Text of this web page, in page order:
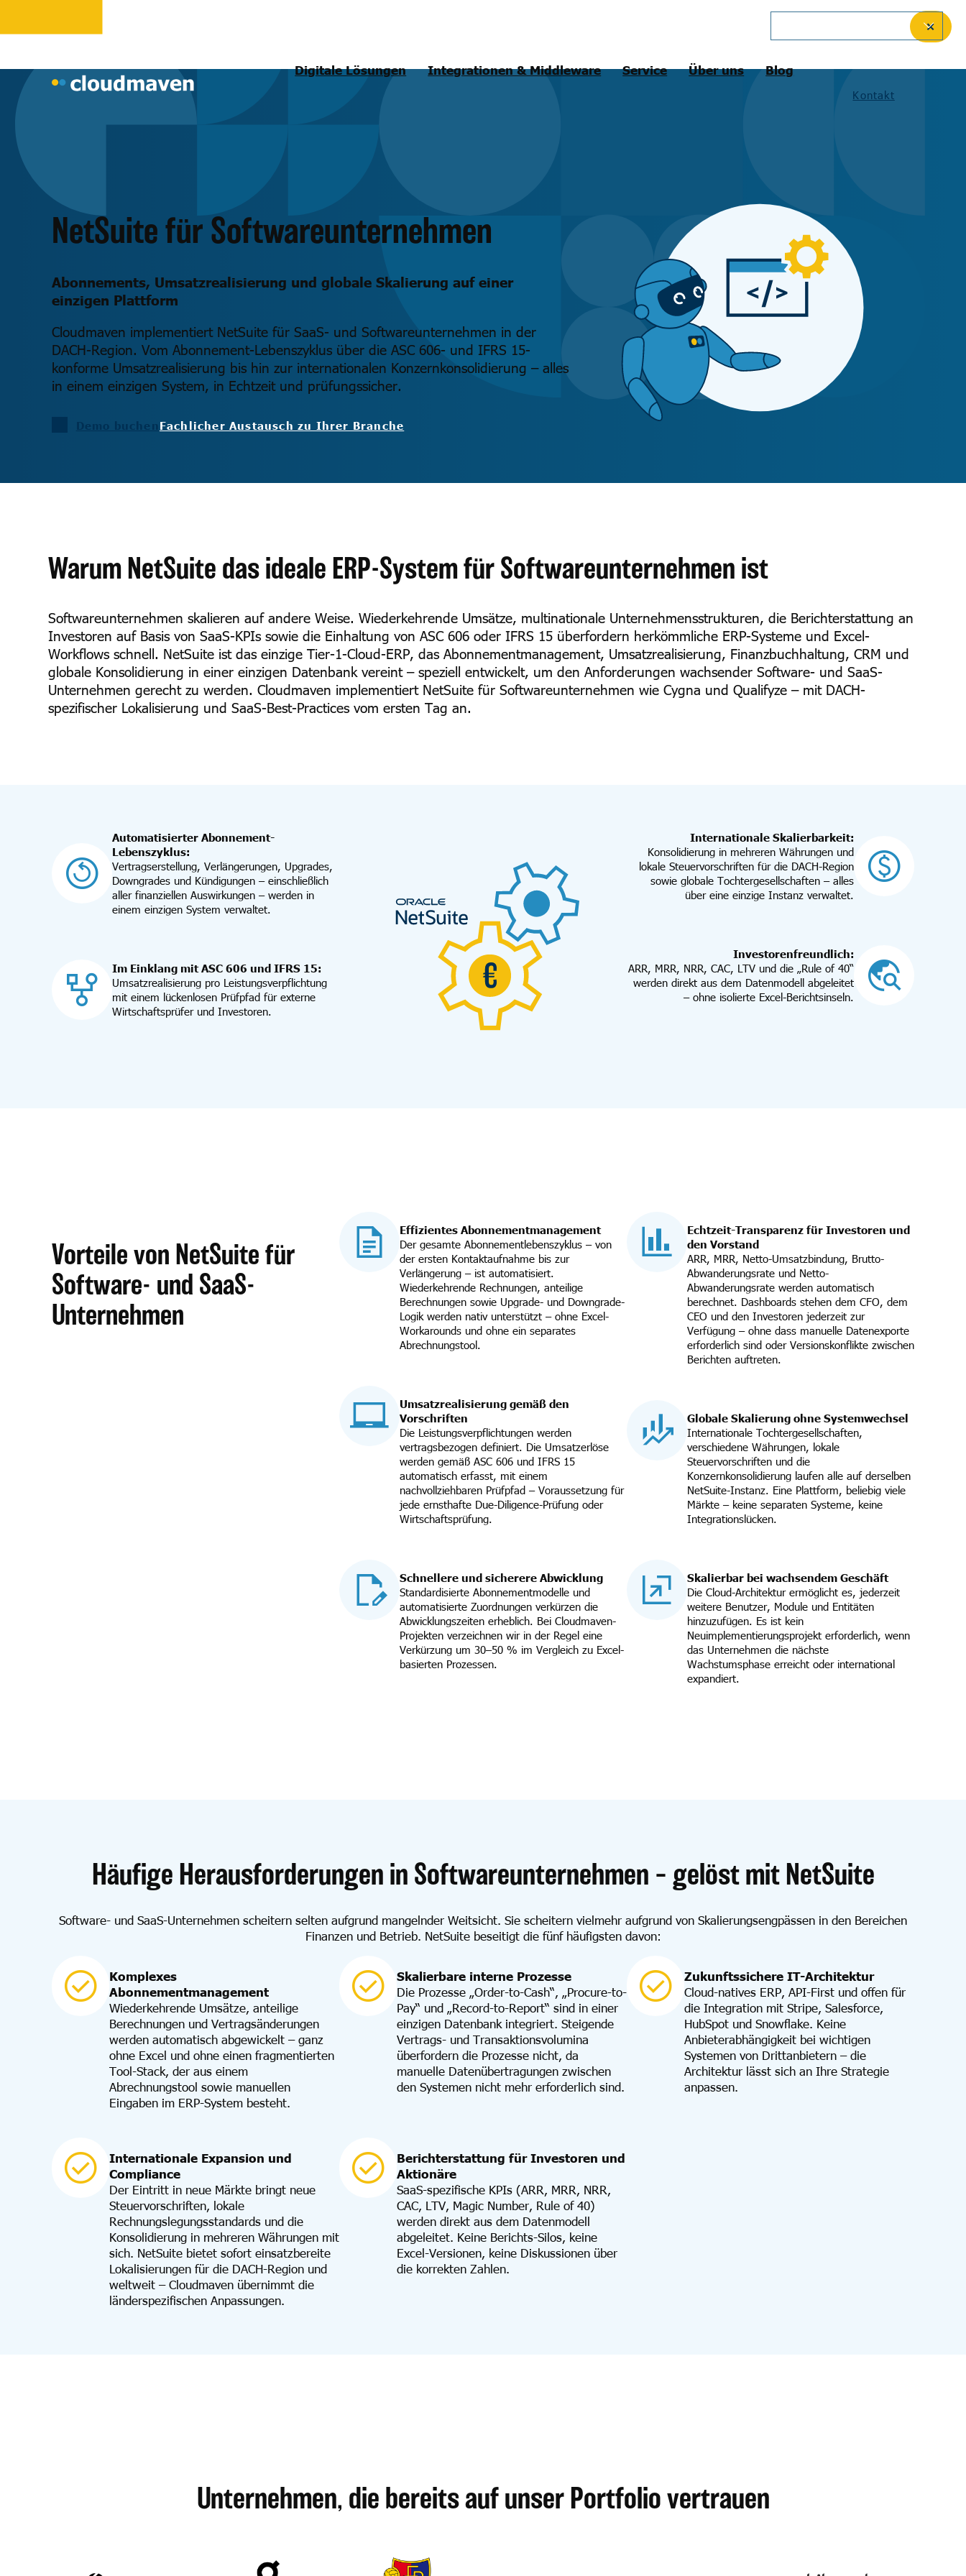
Digitale Lösungen Integrationen & Middleware Service Über uns Blog
Kontakt
NetSuite für Softwareunternehmen
Abonnements, Umsatzrealisierung und globale Skalierung auf einer
einzigen Plattform
Cloudmaven implementiert NetSuite für SaaS- und Softwareunternehmen in der
DACH-Region. Vom Abonnement-Lebenszyklus über die ASC 606- und IFRS 15-
konforme Umsatzrealisierung bis hin zur internationalen Konzernkonsolidierung – alles
in einem einzigen System, in Echtzeit und prüfungssicher.
Demo buchen Fachlicher Austausch zu Ihrer Branche
Warum NetSuite das ideale ERP-System für Softwareunternehmen ist
Softwareunternehmen skalieren auf andere Weise. Wiederkehrende Umsätze, multinationale Unternehmensstrukturen, die Berichterstattung an
Investoren auf Basis von SaaS-KPIs sowie die Einhaltung von ASC 606 oder IFRS 15 überfordern herkömmliche ERP-Systeme und Excel-
Workflows schnell. NetSuite ist das einzige Tier-1-Cloud-ERP, das Abonnementmanagement, Umsatzrealisierung, Finanzbuchhaltung, CRM und
globale Konsolidierung in einer einzigen Datenbank vereint – speziell entwickelt, um den Anforderungen wachsender Software- und SaaS-
Unternehmen gerecht zu werden. Cloudmaven implementiert NetSuite für Softwareunternehmen wie Cygna und Qualifyze – mit DACH-
spezifischer Lokalisierung und SaaS-Best-Practices vom ersten Tag an.
Automatisierter Abonnement-
Lebenszyklus:
Vertragserstellung, Verlängerungen, Upgrades,
Downgrades und Kündigungen – einschließlich
aller finanziellen Auswirkungen – werden in
einem einzigen System verwaltet.
Im Einklang mit ASC 606 und IFRS 15:
Umsatzrealisierung pro Leistungsverpflichtung
mit einem lückenlosen Prüfpfad für externe
Wirtschaftsprüfer und Investoren.
Internationale Skalierbarkeit:
Konsolidierung in mehreren Währungen und
lokale Steuervorschriften für die DACH-Region
sowie globale Tochtergesellschaften – alles
über eine einzige Instanz verwaltet.
Investorenfreundlich:
ARR, MRR, NRR, CAC, LTV und die „Rule of 40“
werden direkt aus dem Datenmodell abgeleitet
– ohne isolierte Excel-Berichtsinseln.
Vorteile von NetSuite für
Software- und SaaS-
Unternehmen
Effizientes Abonnementmanagement
Der gesamte Abonnementlebenszyklus – von
der ersten Kontaktaufnahme bis zur
Verlängerung – ist automatisiert.
Wiederkehrende Rechnungen, anteilige
Berechnungen sowie Upgrade- und Downgrade-
Logik werden nativ unterstützt – ohne Excel-
Workarounds und ohne ein separates
Abrechnungstool.
Umsatzrealisierung gemäß den
Vorschriften
Die Leistungsverpflichtungen werden
vertragsbezogen definiert. Die Umsatzerlöse
werden gemäß ASC 606 und IFRS 15
automatisch erfasst, mit einem
nachvollziehbaren Prüfpfad – Voraussetzung für
jede ernsthafte Due-Diligence-Prüfung oder
Wirtschaftsprüfung.
Schnellere und sicherere Abwicklung
Standardisierte Abonnementmodelle und
automatisierte Zuordnungen verkürzen die
Abwicklungszeiten erheblich. Bei Cloudmaven-
Projekten verzeichnen wir in der Regel eine
Verkürzung um 30–50 % im Vergleich zu Excel-
basierten Prozessen.
Echtzeit-Transparenz für Investoren und
den Vorstand
ARR, MRR, Netto-Umsatzbindung, Brutto-
Abwanderungsrate und Netto-
Abwanderungsrate werden automatisch
berechnet. Dashboards stehen dem CFO, dem
CEO und den Investoren jederzeit zur
Verfügung – ohne dass manuelle Datenexporte
erforderlich sind oder Versionskonflikte zwischen
Berichten auftreten.
Globale Skalierung ohne Systemwechsel
Internationale Tochtergesellschaften,
verschiedene Währungen, lokale
Steuervorschriften und die
Konzernkonsolidierung laufen alle auf derselben
NetSuite-Instanz. Eine Plattform, beliebig viele
Märkte – keine separaten Systeme, keine
Integrationslücken.
Skalierbar bei wachsendem Geschäft
Die Cloud-Architektur ermöglicht es, jederzeit
weitere Benutzer, Module und Entitäten
hinzuzufügen. Es ist kein
Neuimplementierungsprojekt erforderlich, wenn
das Unternehmen die nächste
Wachstumsphase erreicht oder international
expandiert.
Häufige Herausforderungen in Softwareunternehmen – gelöst mit NetSuite
Software- und SaaS-Unternehmen scheitern selten aufgrund mangelnder Weitsicht. Sie scheitern vielmehr aufgrund von Skalierungsengpässen in den Bereichen
Finanzen und Betrieb. NetSuite beseitigt die fünf häufigsten davon:
Komplexes
Abonnementmanagement
Wiederkehrende Umsätze, anteilige
Berechnungen und Vertragsänderungen
werden automatisch abgewickelt – ganz
ohne Excel und ohne einen fragmentierten
Tool-Stack, der aus einem
Abrechnungstool sowie manuellen
Eingaben im ERP-System besteht.
Skalierbare interne Prozesse
Die Prozesse „Order-to-Cash“, „Procure-to-
Pay“ und „Record-to-Report“ sind in einer
einzigen Datenbank integriert. Steigende
Vertrags- und Transaktionsvolumina
überfordern die Prozesse nicht, da
manuelle Datenübertragungen zwischen
den Systemen nicht mehr erforderlich sind.
Zukunftssichere IT-Architektur
Cloud-natives ERP, API-First und offen für
die Integration mit Stripe, Salesforce,
HubSpot und Snowflake. Keine
Anbieterabhängigkeit bei wichtigen
Systemen von Drittanbietern – die
Architektur lässt sich an Ihre Strategie
anpassen.
Internationale Expansion und
Compliance
Der Eintritt in neue Märkte bringt neue
Steuervorschriften, lokale
Rechnungslegungsstandards und die
Konsolidierung in mehreren Währungen mit
sich. NetSuite bietet sofort einsatzbereite
Lokalisierungen für die DACH-Region und
weltweit – Cloudmaven übernimmt die
länderspezifischen Anpassungen.
Berichterstattung für Investoren und
Aktionäre
SaaS-spezifische KPIs (ARR, MRR, NRR,
CAC, LTV, Magic Number, Rule of 40)
werden direkt aus dem Datenmodell
abgeleitet. Keine Berichts-Silos, keine
Excel-Versionen, keine Diskussionen über
die korrekten Zahlen.
Unternehmen, die bereits auf unser Portfolio vertrauen
✕